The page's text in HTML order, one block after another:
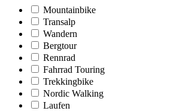
Mountainbike
Transalp
Wandern
Bergtour
Rennrad
Fahrrad Touring
Trekkingbike
Nordic Walking
Laufen